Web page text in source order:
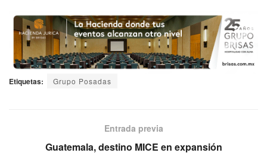
Etiquetas: Grupo Posadas
Entrada previa
Guatemala, destino MICE en expansión